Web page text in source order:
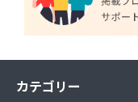
カテゴリー